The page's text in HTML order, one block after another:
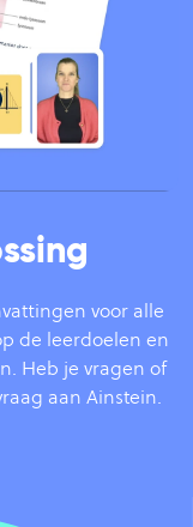
voor alle
de leerdoelen en
Heb je vragen of
aan Ainstein.